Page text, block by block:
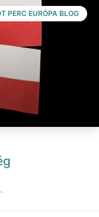
PERC EURÓPA BLOG